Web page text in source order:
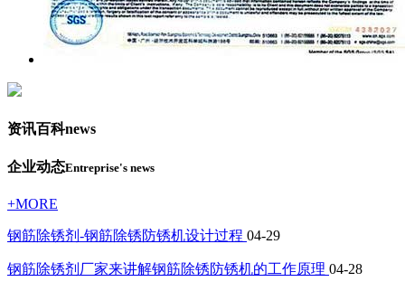
资讯百科news
企业动态Entreprise's news
+MORE
钢筋除锈剂-钢筋除锈防锈机设计过程 04-29
钢筋除锈剂厂家来讲解钢筋除锈防锈机的工作原理 04-28